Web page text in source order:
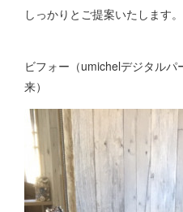
しっかりとご提案いたします。
ビフォー（umichelデジタル
来）